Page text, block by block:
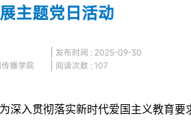
主题党日活动
播学院
发布时间 : 2025-09-30
阅读次数 : 107
贯彻落实新时代爱国主义教育要求